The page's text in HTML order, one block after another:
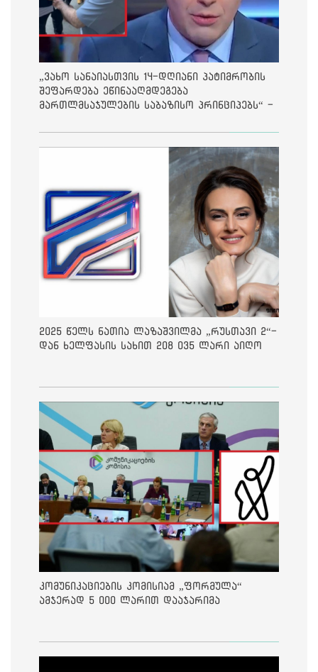
„ვახო სანაიასთვის 14-დღიანი პატიმრობის
შეფარდება ეწინააღმდეგება
მართლმსაჯულების საბაზისო პრინციპებს“ -
2025 წელს ნათია ლაზაშვილმა „რუსთავი 2“-
დან ხელფასის სახით 208 035 ლარი აიღო
კომუნიკაციების კომისიამ „ფორმულა“
ამჯერად 5 000 ლარით დააჯარიმა